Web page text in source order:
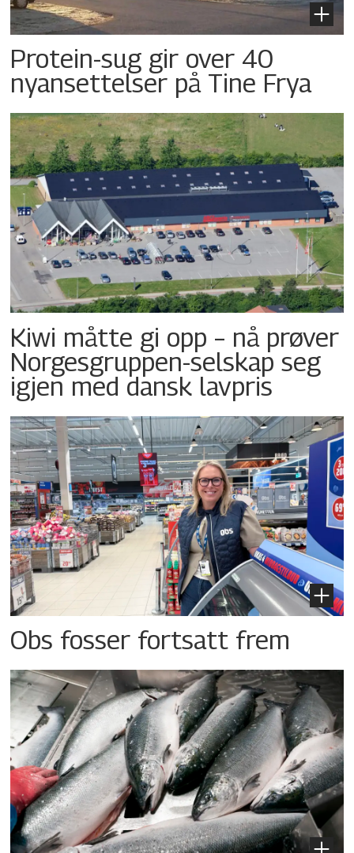
Protein-sug gir over 40
nyansettelser på Tine Frya
Kiwi måtte gi opp – nå prøver
Norgesgruppen-selskap seg
igjen med dansk lavpris
Obs fosser fortsatt frem